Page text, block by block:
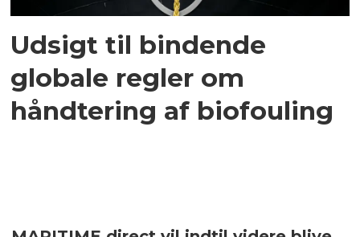
Udsigt til bindende
globale regler om
håndtering af biofouling